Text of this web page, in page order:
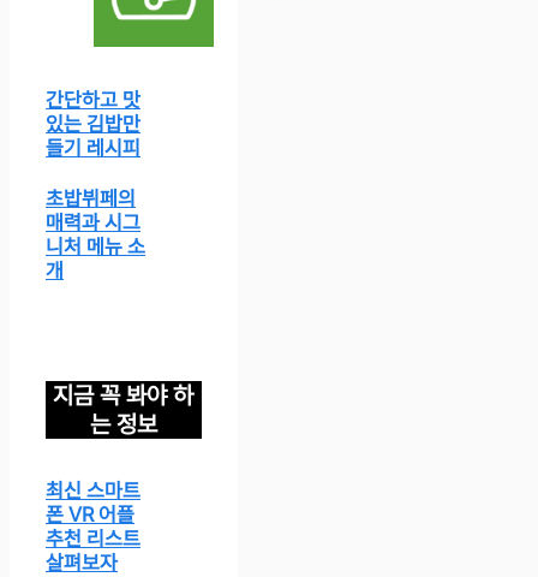
간단하고 맛
있는 김밥만
들기 레시피
초밥뷔페의
매력과 시그
니처 메뉴 소
개
지금 꼭 봐야 하
는 정보
최신 스마트
폰 VR 어플
추천 리스트
살펴보자